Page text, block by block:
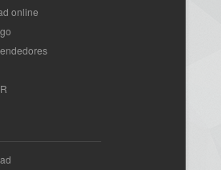
online